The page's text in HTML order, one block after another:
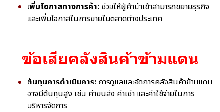
เพิ่มโอกาสทางการค้า: ช่วยให้ผู้ค้านำเข้าสามารถขยายธุรกิจ
และเพิ่มโอกาสในการขายในตลาดต่างประเทศ
ข้อเสียคลังสินค้าข้ามแดน
ต้นทุนการดำเนินการ: การดูแลและจัดการคลังสินค้าข้ามแดน
อาจมีต้นทุนสูง เช่น ค่าขนส่ง ค่าเช่า และค่าใช้จ่ายในการ
บริหารจัดการ